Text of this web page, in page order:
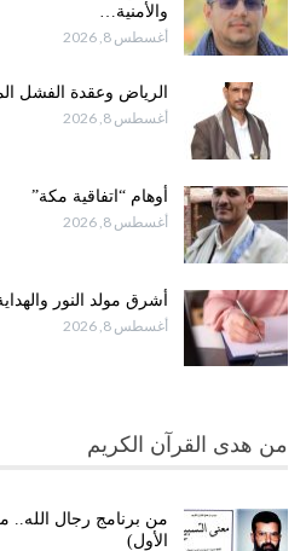
والأمنية…
أغسطس 8, 2026
الرياض وعقدة الفشل
أغسطس 8, 2026
أوهام “اتفاقية مكة”
أغسطس 8, 2026
أشرق مولد النور
أغسطس 8, 2026
من هدى القرآن الكريم
من برنامج رجال الله..
الأول)